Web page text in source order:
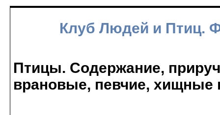
Клуб Людей и Птиц.
Птицы. Содержание,
врановые, певчие, хищные